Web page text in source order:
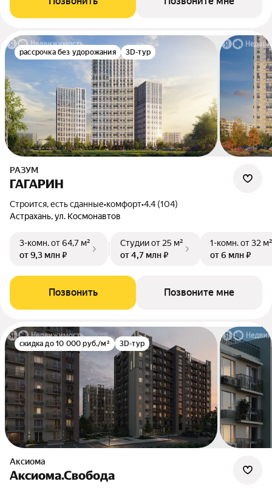
рассрочка без удорожания 3D-тур
РАЗУМ
ГАГАРИН
Строится, есть сданные•комфорт•4.4 (104)
Астрахань, ул. Космонавтов
3-комн.от 64,7 м²
от 9,3 млн ₽
Студииот 25 м²
от 4,7 млн ₽
1-комн.от 32 м²
от 6 млн ₽
Позвонить Позвоните мне
скидка до 10 000 руб./м² 3D-тур
Аксиома
Аксиома.Свобода